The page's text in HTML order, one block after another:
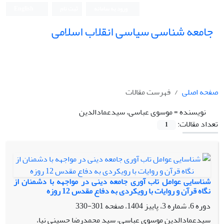
جامعه شناسی سیاسی انقلاب اسلامی
صفحه اصلی
فهرست مقالات
نویسنده =موسوی عباسی، سیدعمادالدین
تعداد مقالات:
1
شناسایی عوامل تاب آوری جامعه دینی در مواجهه با دشمنان از
نگاه قرآن و روایات با رویکردی به دفاع مقدس 12 روزه
دوره 6، شماره 3، پاییز 1404، صفحه
301-330
سیدعمادالدین موسوی عباسی، سید محمدرضا حسینی نیا،